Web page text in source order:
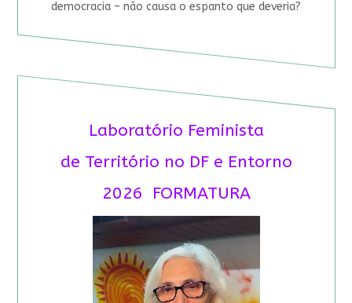
democracia – não causa o espanto que deveria?
Laboratório Feminista
de Território no DF e Entorno
2026 FORMATURA